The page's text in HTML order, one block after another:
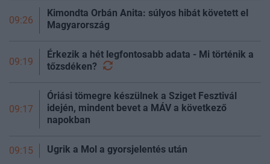
09:26
Kimondta Orbán Anita: súlyos hibát követett el
Magyarország
09:19
Érkezik a hét legfontosabb adata - Mi történik a
tőzsdéken?
09:17
Óriási tömegre készülnek a Sziget Fesztivál
idején, mindent bevet a MÁV a következő
napokban
09:15 Ugrik a Mol a gyorsjelentés után